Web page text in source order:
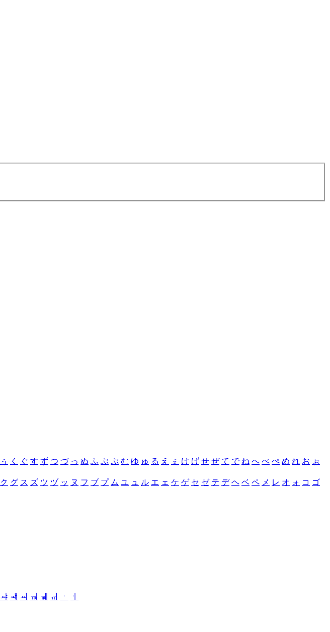
ぅ く ぐ す ず つ づ っ ぬ ふ ぶ ぷ む ゆ ゅ る え ぇ け げ せ ぜ て で ね へ べ ぺ め れ お ぉ
ク グ ス ズ ツ ヅ ッ ヌ フ ブ プ ム ユ ュ ル エ ェ ケ ゲ セ ゼ テ デ ヘ ベ ペ メ レ オ ォ コ ゴ
ㆇ ㆈ ㆉ ㆊ ㆋ ㆌ ㆍ
ㆎ